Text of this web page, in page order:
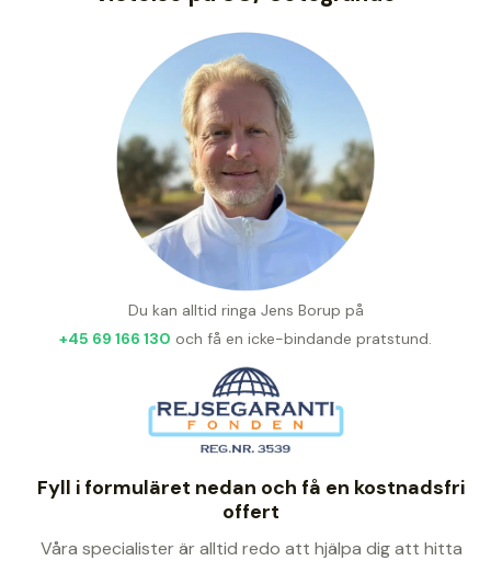
Du kan alltid ringa Jens Borup på
+45 69 166 130 och få en icke-bindande pratstund.
Fyll i formuläret nedan och få en kostnadsfri
offert
Våra specialister är alltid redo att hjälpa dig att hitta